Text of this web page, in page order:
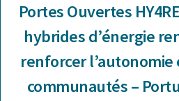
Portes Ouvertes
hybrides d’énergie
renforcer
communautés –